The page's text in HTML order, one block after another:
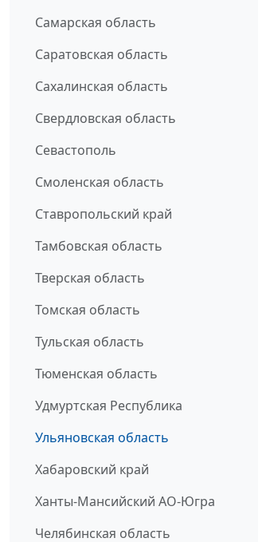
Самарская область
Саратовская область
Сахалинская область
Свердловская область
Севастополь
Смоленская область
Ставропольский край
Тамбовская область
Тверская область
Томская область
Тульская область
Тюменская область
Удмуртская Республика
Ульяновская область
Хабаровский край
Ханты-Мансийский АО-Югра
Челябинская область